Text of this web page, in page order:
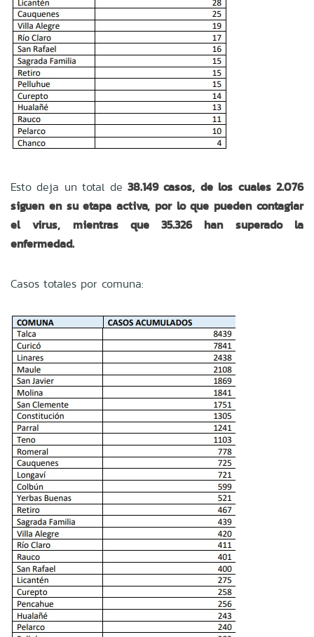
Esto deja un total de 38.149 casos, de los cuales 2.076
siguen en su etapa activa, por lo que pueden contagiar
el virus, mientras que 35.326 han superado la
enfermedad.
Casos totales por comuna: